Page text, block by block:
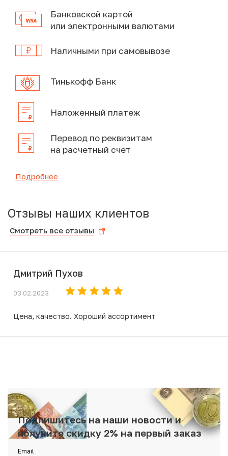
Банковской картой
или электронными валютами
Наличными при самовывозе
Тинькофф Банк
Наложенный платеж
Перевод по реквизитам
на расчетный счет
Подробнее
Отзывы наших клиентов
Смотреть все отзывы
Дмитрий Пухов
03.02.2023
Цена, качество. Хороший ассортимент
Подпишитесь на наши новости и
получите скидку 2% на первый заказ
Email